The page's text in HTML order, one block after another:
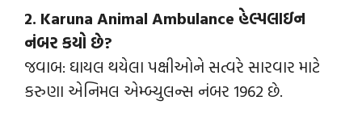
2. Karuna Animal Ambulance હેલ્પલાઇન
નંબર કયો છે?
જવાબ: ઘાયલ થયેલા પક્ષીઓને સત્વરે સારવાર માટે
કરુણા એનિમલ એમ્બ્યુલન્સ નંબર 1962 છે.